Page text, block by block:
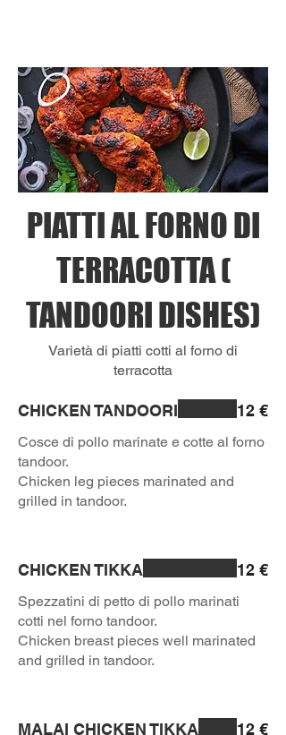
PIATTI AL FORNO DI
TERRACOTTA (
TANDOORI DISHES)
Varietà di piatti cotti al forno di
terracotta
CHICKEN TANDOORI
Cosce di pollo marinate e cotte al forno
tandoor.
Chicken leg pieces marinated and
grilled in tandoor.
12 €
CHICKEN TIKKA
Spezzatini di petto di pollo marinati
cotti nel forno tandoor.
Chicken breast pieces well marinated
and grilled in tandoor.
12 €
MALAI CHICKEN TIKKA 12 €